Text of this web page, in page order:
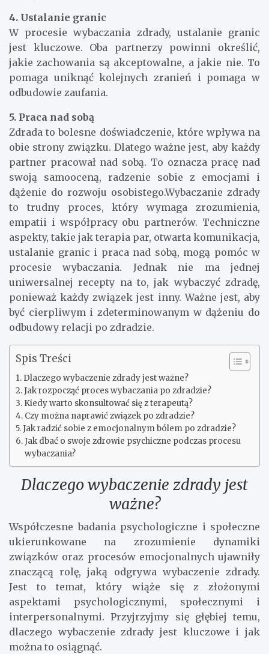
4. Ustalanie granic
W procesie wybaczania zdrady, ustalanie granic
jest kluczowe. Oba partnerzy powinni określić,
jakie zachowania są akceptowalne, a jakie nie. To
pomaga uniknąć kolejnych zranień i pomaga w
odbudowie zaufania.
5. Praca nad sobą
Zdrada to bolesne doświadczenie, które wpływa na
obie strony związku. Dlatego ważne jest, aby każdy
partner pracował nad sobą. To oznacza pracę nad
swoją samooceną, radzenie sobie z emocjami i
dążenie do rozwoju osobistego.Wybaczanie zdrady
to trudny proces, który wymaga zrozumienia,
empatii i współpracy obu partnerów. Techniczne
aspekty, takie jak terapia par, otwarta komunikacja,
ustalanie granic i praca nad sobą, mogą pomóc w
procesie wybaczania. Jednak nie ma jednej
uniwersalnej recepty na to, jak wybaczyć zdradę,
ponieważ każdy związek jest inny. Ważne jest, aby
być cierpliwym i zdeterminowanym w dążeniu do
odbudowy relacji po zdradzie.
Spis Treści
Dlaczego wybaczenie zdrady jest ważne?
Jak rozpocząć proces wybaczania po zdradzie?
Kiedy warto skonsultować się z terapeutą?
Czy można naprawić związek po zdradzie?
Jak radzić sobie z emocjonalnym bólem po zdradzie?
Jak dbać o swoje zdrowie psychiczne podczas procesu
wybaczania?
Dlaczego wybaczenie zdrady jest
ważne?
Współczesne badania psychologiczne i społeczne
ukierunkowane na zrozumienie dynamiki
związków oraz procesów emocjonalnych ujawniły
znaczącą rolę, jaką odgrywa wybaczenie zdrady.
Jest to temat, który wiąże się z złożonymi
aspektami psychologicznymi, społecznymi i
interpersonalnymi. Przyjrzyjmy się głębiej temu,
dlaczego wybaczenie zdrady jest kluczowe i jak
można to osiągnąć.